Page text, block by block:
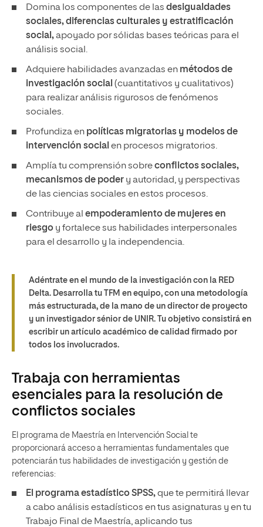
Domina los componentes de las desigualdades
sociales,diferencias culturales y estratificación
social,apoyado por sólidas bases teóricas para el
análisis social.
Adquiere habilidades avanzadas en métodos de
investigación social (cuantitativos y cualitativos)
para realizar análisis rigurosos de fenómenos
sociales.
Profundiza en políticas migratorias y modelos de
intervención social en procesos migratorios.
Amplía tu comprensión sobreconflictos sociales,
mecanismos de poder y autoridad, y perspectivas
de las ciencias sociales en estos procesos.
Contribuye al empoderamiento de mujeres en
riesgo y fortalece sus habilidades interpersonales
para el desarrollo y la independencia.
Adéntrate en el mundo de la investigación con la RED
Delta. Desarrolla tu TFM en equipo, con una metodología
más estructurada, de la mano de un director de proyecto
y un investigador sénior de UNIR. Tu objetivo consistirá en
escribir un artículo académico de calidad firmado por
todos los involucrados.
Trabaja con herramientas
esenciales para la resolución de
conflictos sociales
El programa de Maestría en Intervención Social te
proporcionará acceso a herramientas fundamentales que
potenciarán tus habilidades de investigación y gestión de
referencias:
El programa estadístico SPSS,que te permitirá llevar
a cabo análisis estadísticos en tus asignaturas y en tu
Trabajo Final de Maestría, aplicando tus